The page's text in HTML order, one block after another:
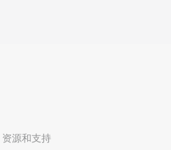
资源和支持